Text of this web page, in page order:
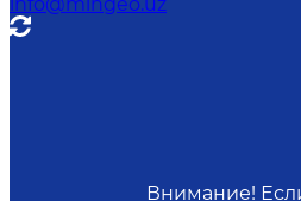
Внимание!